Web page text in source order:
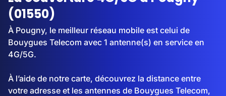
(01550)
À Pougny, le meilleur réseau mobile est celui de
Bouygues Telecom avec 1 antenne(s) en service en
4G/5G.
À l’aide de notre carte, découvrez la distance entre
votre adresse et les antennes de Bouygues Telecom,